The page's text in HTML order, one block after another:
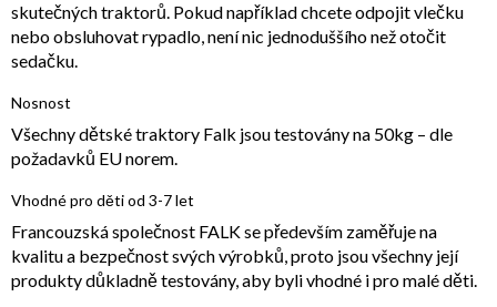
skutečných traktorů. Pokud například chcete odpojit vlečku
nebo obsluhovat rypadlo, není nic jednoduššího než otočit
sedačku.
Nosnost
Všechny dětské traktory Falk jsou testovány na 50kg – dle
požadavků EU norem.
Vhodné pro děti od 3-7 let
Francouzská společnost FALK se především zaměřuje na
kvalitu a bezpečnost svých výrobků, proto jsou všechny její
produkty důkladně testovány, aby byli vhodné i pro malé děti.